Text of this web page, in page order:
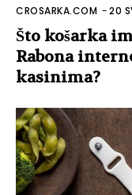
CROSARKA.COM -20
Što košarka
Rabona
kasinima?